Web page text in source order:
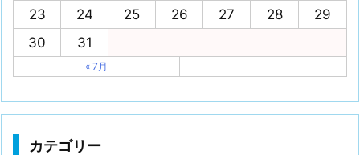
23
24 25 26 27 28
29
30
31
« 7月
カテゴリー